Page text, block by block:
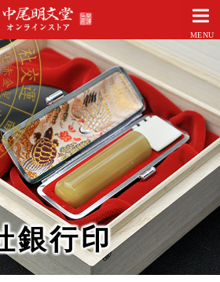
MENU
銀行印